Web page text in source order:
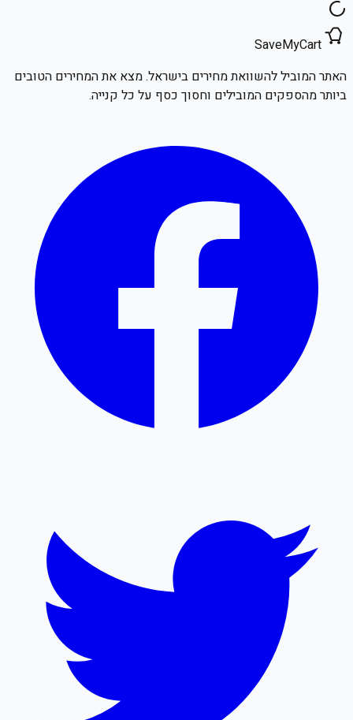
SaveMyCart
האתר המוביל להשוואת מחירים בישראל. מצא את המחירים הטובים
ביותר מהספקים המובילים וחסוך כסף על כל קנייה.